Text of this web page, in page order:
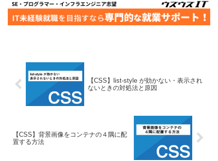
【CSS】list-style が効かない・表示され
ないときの対処法と原因
【CSS】背景画像をコンテナの４隅に配
置する方法